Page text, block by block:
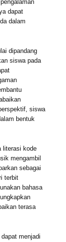
dapat
dalam
dipandang
siswa pada
siswa
bentuk
literasi kode
mengambil
sebagai
terbit
bahasa
terasa
menjadi